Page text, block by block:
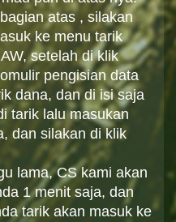
atas , silakan
ke menu tarik
setelah di klik
pengisian data
dana, dan di isi saja
tarik lalu masukan
dan silakan di klik
lama, CS kami akan
1 menit saja, dan
tarik akan masuk ke